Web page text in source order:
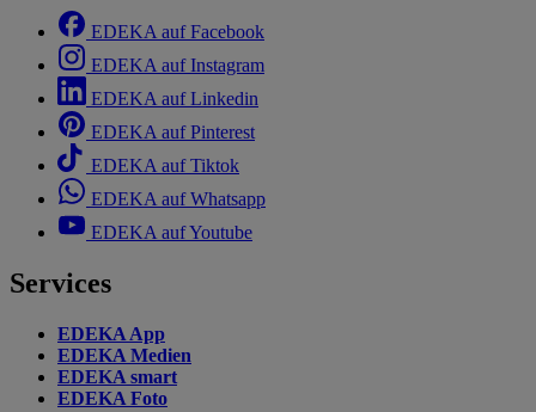
EDEKA auf Facebook
EDEKA auf Instagram
EDEKA auf Linkedin
EDEKA auf Pinterest
EDEKA auf Tiktok
EDEKA auf Whatsapp
EDEKA auf Youtube
Services
EDEKA App
EDEKA Medien
EDEKA smart
EDEKA Foto